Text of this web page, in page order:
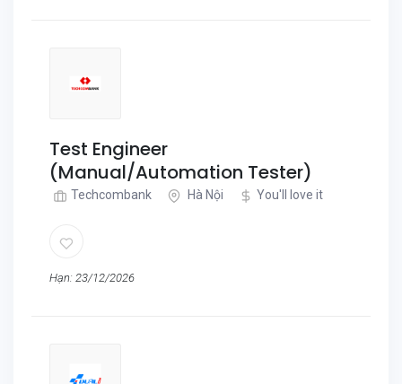
Test Engineer
(Manual/Automation Tester)
Techcombank Hà Nội You'll love it
Hạn: 23/12/2026